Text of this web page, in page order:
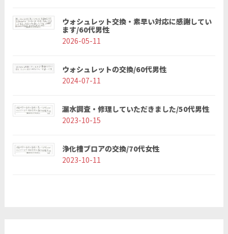
ウォシュレット交換・素早い対応に感謝してい
ます/60代男性
2026-05-11
ウォシュレットの交換/60代男性
2024-07-11
漏水調査・修理していただきました/50代男性
2023-10-15
浄化槽ブロアの交換/70代女性
2023-10-11